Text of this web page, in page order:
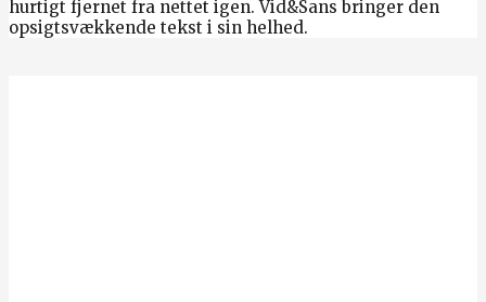
hurtigt fjernet fra nettet igen. Vid&Sans bringer den
opsigtsvækkende tekst i sin helhed.